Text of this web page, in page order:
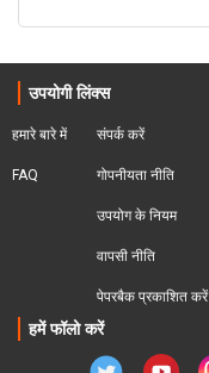
उपयोगी लिंक्स
हमारे बारे में
FAQ
संपर्क करें
गोपनीयता नीति
उपयोग के नियम
वापसी नीति
पेपरबैक प्रकाशित करें
हमें फॉलो करें